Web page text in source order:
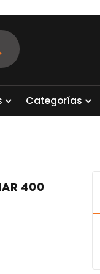
Categorías
400